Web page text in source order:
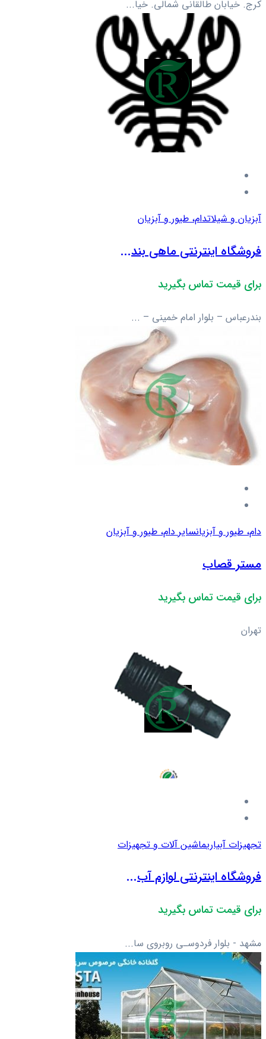
کرج. خیابان طالقانی شمالی. خیا...
آبزیان و شیلاتدام، طیور و آبزیان
فروشگاه اینترنتی ماهی بند...
برای قیمت تماس بگیرید
بندرعباس – بلوار امام خمینی – ...
دام، طیور و آبزیانسایر دام، طیور و آبزیان
مستر قصاب
برای قیمت تماس بگیرید
تهران
تجهیزات آبیاریماشین آلات و تجهیزات
فروشگاه اینترنتی لوازم آب...
برای قیمت تماس بگیرید
مشهد - بلوار فردوسـی روبروی سا...